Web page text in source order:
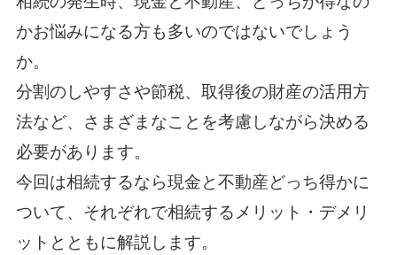
かお悩みになる方も多いのではないでしょう
か。
分割のしやすさや節税、取得後の財産の活用方
法など、さまざまなことを考慮しながら決める
必要があります。
今回は相続するなら現金と不動産どっち得かに
ついて、それぞれで相続するメリット・デメリ
ットとともに解説します。